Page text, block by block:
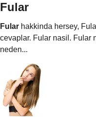
Fular
Fular hakkinda hersey,
cevaplar. Fular nasil. Fular
neden...